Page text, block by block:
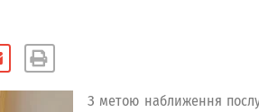
З метою наближення